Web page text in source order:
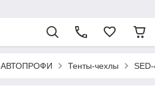
АВТОПРОФИ Тенты-чехлы